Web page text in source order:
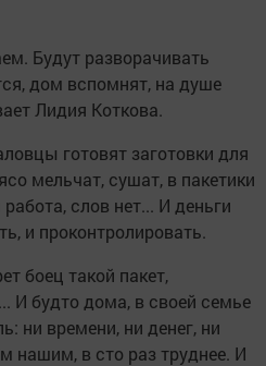
Будут разворачивать
дом вспомнят, на душе
Лидия Коткова.
готовят заготовки для
мельчат, сушат, в пакетики
слов нет... И деньги
и проконтролировать.
боец такой пакет,
И будто дома, в своей семье
ни времени, ни денег, ни
нашим, в сто раз труднее. И